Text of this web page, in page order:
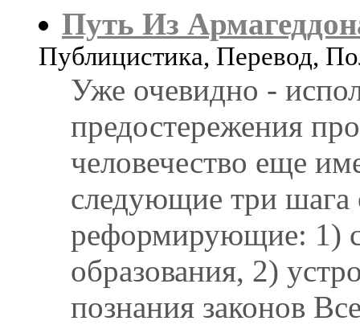
Путь Из
Публицистика, Перевод,
Уже очевидно -
предостережения
человечество еще
следующие три шага
реформирующие: 1)
образования, 2)
познания законов